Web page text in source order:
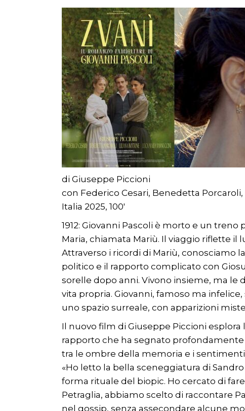
di Giuseppe Piccioni
con Federico Cesari, Benedetta
Italia 2025, 100′
1912: Giovanni Pascoli è morto e un
Maria, chiamata Mariù. Il viaggio riflette
Attraverso i ricordi di Mariù, conosciamo
politico e il rapporto complicato con
sorelle dopo anni. Vivono insieme, ma le
vita propria. Giovanni, famoso ma
uno spazio surreale, con apparizioni
Il nuovo film di Giuseppe Piccioni
rapporto che ha segnato
tra le ombre della memoria e i
«Ho letto la bella sceneggiatura di
forma rituale del biopic. Ho cercato di
Petraglia, abbiamo scelto di raccontare
nel gossip, senza assecondare alcune